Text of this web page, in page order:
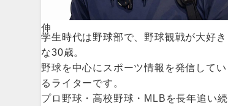
伸
学生時代は野球部で、野球観戦が大好き
な30歳。
野球を中心にスポーツ情報を発信してい
るライターです。
プロ野球・高校野球・MLBを長年追い続